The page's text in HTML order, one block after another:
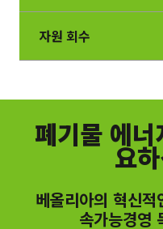
자원 회수
폐기물 에
요
베올리아의 혁신
속가능경영